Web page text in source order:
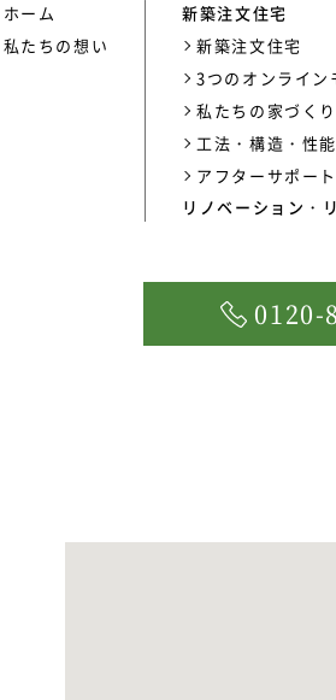
ホーム
私たちの想い
新築注文住宅
新築注文住宅
3つのオンライン
私たちの家づく
工法・構造・性
アフターサポー
リノベーション・
0120-